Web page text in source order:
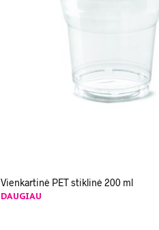
Vienkartinė PET stiklinė 200 ml
DAUGIAU